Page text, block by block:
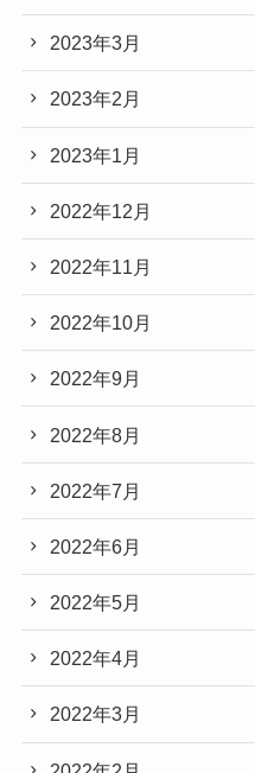
2023年3月
2023年2月
2023年1月
2022年12月
2022年11月
2022年10月
2022年9月
2022年8月
2022年7月
2022年6月
2022年5月
2022年4月
2022年3月